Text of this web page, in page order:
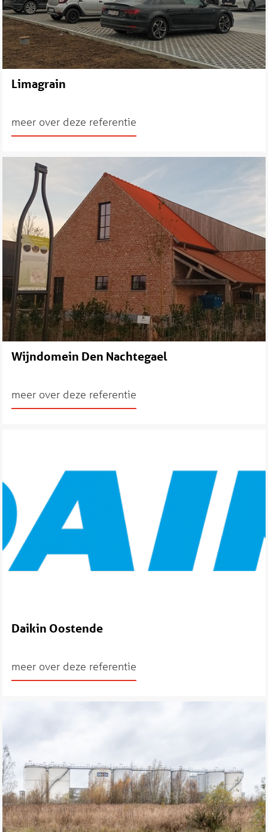
Limagrain
meer over deze referentie
Wijndomein Den Nachtegael
meer over deze referentie
Daikin Oostende
meer over deze referentie